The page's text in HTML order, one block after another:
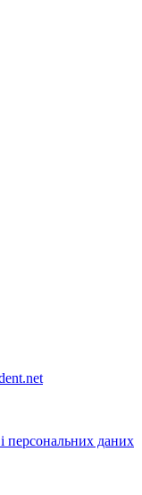
персональних даних